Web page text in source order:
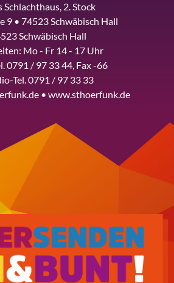
Schlachthaus, 2. Stock
9 • 74523 Schwäbisch Hall
Schwäbisch Hall
Mo - Fr 14 - 17 Uhr
0791 / 97 33 44, Fax -66
Tel. 0791 / 97 33 33
• www.sthoerfunk.de